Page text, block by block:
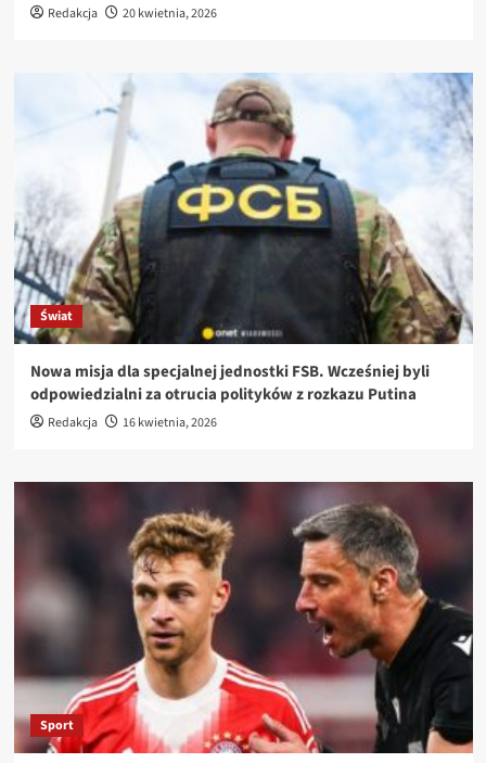
Redakcja 20 kwietnia, 2026
Świat
Nowa misja dla specjalnej jednostki FSB. Wcześniej byli
odpowiedzialni za otrucia polityków z rozkazu Putina
Redakcja 16 kwietnia, 2026
Sport